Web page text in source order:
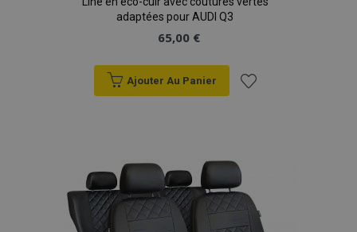
adaptées pour AUDI Q3
65,00 €
Ajouter Au Panier
liste
d'achats